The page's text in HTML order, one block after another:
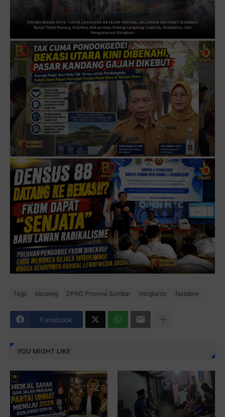
Tags bacaleg DPRD Provinsi Sumbar Hargianto Nasdem
Facebook
YOU MIGHT LIKE